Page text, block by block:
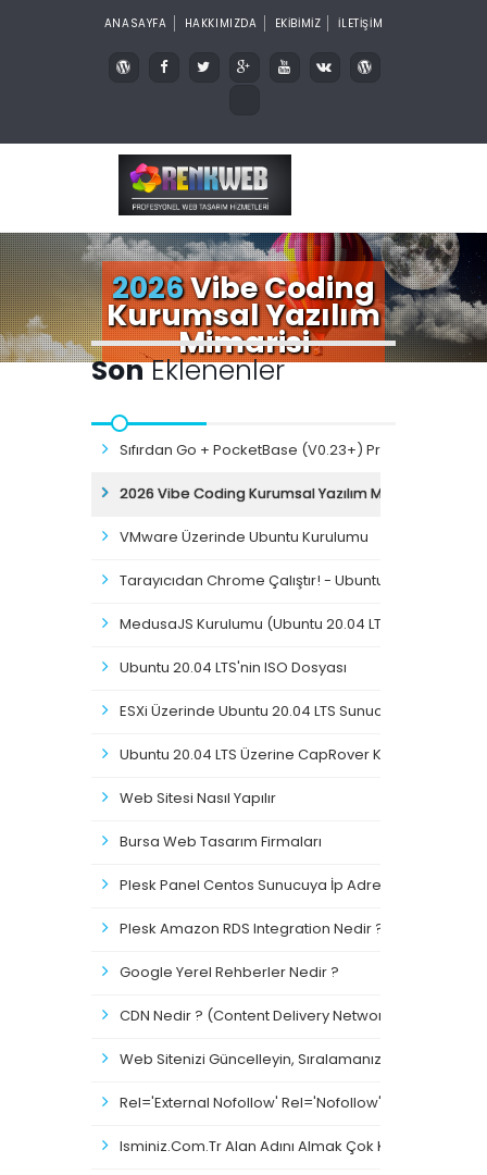
ANASAYFA HAKKIMIZDA EKİBİMİZ İLETİŞİM
2026Vibe Coding
Kurumsal Yazılım
Mimarisi
SonEklenenler
Sıfırdan Go + PocketBase (v0.23+) Proje Kurulum
2026 Vibe Coding Kurumsal Yazılım Mimarisi
VMware Üzerinde Ubuntu Kurulumu
Tarayıcıdan Chrome Çalıştır! - Ubuntu Chrome
MedusaJS Kurulumu (Ubuntu 20.04 LTS) Detaylı
Ubuntu 20.04 LTS'nin ISO Dosyası
ESXi Üzerinde Ubuntu 20.04 LTS Sunucu Kurulumu
Ubuntu 20.04 LTS Üzerine CapRover Kurulumu
Web Sitesi Nasıl Yapılır
Bursa Web Tasarım Firmaları
Plesk Panel Centos Sunucuya İp Adresi Ekleme
Plesk Amazon RDS Integration Nedir ?
Google Yerel Rehberler Nedir ?
CDN Nedir ? (Content Delivery Network)
Web Sitenizi Güncelleyin, Sıralamanız Düşmesin
Rel='external Nofollow' Rel='nofollow' Nedir ?
Isminiz.com.tr Alan Adını Almak Çok Kolay.!